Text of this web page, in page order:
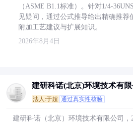
（ASME B1.1标准）。针对1/4-
见疑问，通过公式推导给出精确推荐
附加工艺建议与扩展知识。
2026年8月4日
建研科诺(北京)环境技术有限
法人:于超 通过真实性核验
建研科诺（北京）环境技术有限公司，